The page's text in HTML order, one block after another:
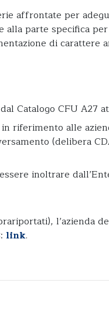
affrontate per
parte specifica
di carattere
Catalogo CFU A27
riferimento alle
(delibera
inoltrare
l’azienda
link.